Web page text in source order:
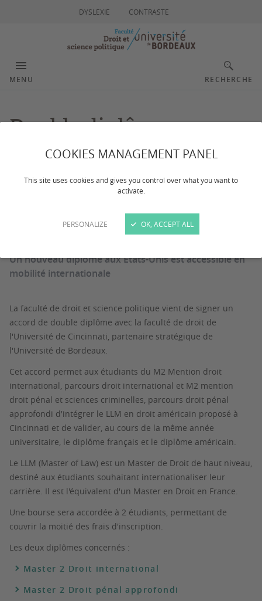
COOKIES MANAGEMENT PANEL
This site uses cookies and gives you control over what you want to
activate.
PERSONALIZE OK, ACCEPT ALL
DYSLEXIE CONTRASTE
MENU RECHERCHE
Double diplôme avec
l'Université de
Cincinnati (États-Unis)
Dernière mise à jour :le 18/10/2024
Un nouveau diplôme aux États-Unis est accessible en
mobilité internationale
La faculté de droit et science politique vient de signer un
accord de double diplôme avec la faculté de droit de
l'Université de Cincinnati, partenaire stratégique de
l'Université de Bordeaux.
Cet accord permet aux étudiants du M2 Mention droit
international, parcours droit international et M2 mention
droit pénal et sciences criminelles, parcours droit pénal
approfondi d'intégrer le LLM en droit américain proposé à
Cincinnati et de valider, au cours de la même année
universitaire, le diplôme français et le diplôme américain.
Le LLM (Master of Law) est un Master de Droit de haut niveau,
destiné aux étudiants souhaitant internationaliser leur
carrière. Il est l'équivalent d'un Master en Droit en France.
Une bourse sera accordée à 2 étudiants, permettant de
couvrir la moitié des frais d'inscription.
Les deux diplômes concernés :
Master 2 Droit international
Master 2 Droit pénal approfondi